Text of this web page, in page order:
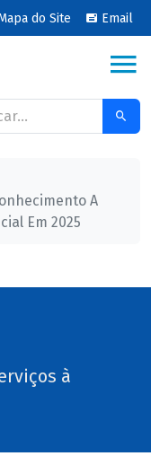
do Site Email
A
Em 2025
à